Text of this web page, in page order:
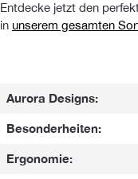
Entdecke jetzt den
in unserem gesamten
Aurora Designs:
Besonderheiten:
Ergonomie: